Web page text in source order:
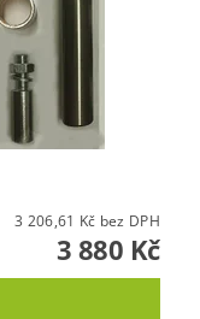
3 206,61 Kč bez DPH
3 880 Kč